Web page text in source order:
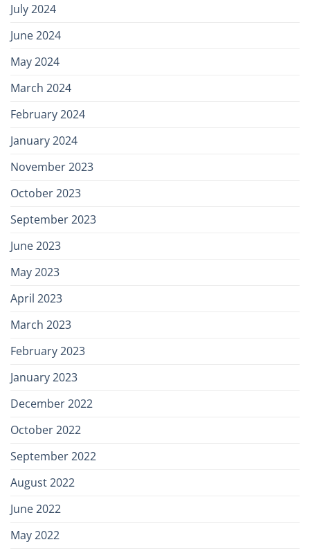
July 2024
June 2024
May 2024
March 2024
February 2024
January 2024
November 2023
October 2023
September 2023
June 2023
May 2023
April 2023
March 2023
February 2023
January 2023
December 2022
October 2022
September 2022
August 2022
June 2022
May 2022